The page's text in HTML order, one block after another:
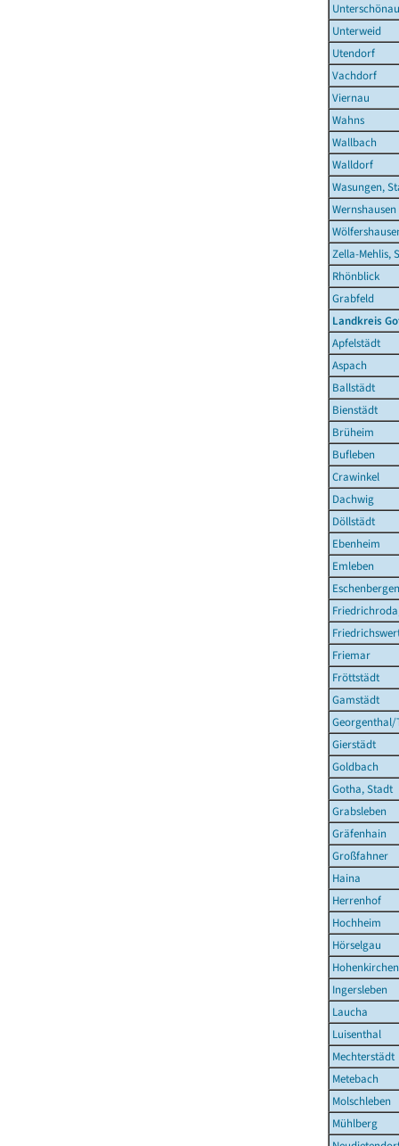
Unterschönau
Unterweid
Utendorf
Vachdorf
Viernau
Wahns
Wallbach
Walldorf
Wasungen,
Wernshausen
Zella-Mehlis,
Rhönblick
Grabfeld
Landkreis
Apfelstädt
Aspach
Ballstädt
Bienstädt
Brüheim
Bufleben
Crawinkel
Dachwig
Döllstädt
Ebenheim
Emleben
Eschenbergen
Friemar
Fröttstädt
Gamstädt
Georgenthal/
Gierstädt
Goldbach
Gotha, Stadt
Grabsleben
Gräfenhain
Großfahner
Haina
Herrenhof
Hochheim
Hörselgau
Hohenkirchen
Ingersleben
Laucha
Luisenthal
Mechterstädt
Metebach
Molschleben
Mühlberg